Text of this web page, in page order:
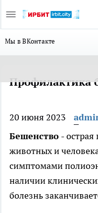
Мы в ВКонтакте
Профилактика
20 июня 2023
Бешенство -острая
животных и
симптомами
наличии
болезнь